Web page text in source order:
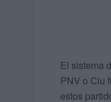
El sistema
PNV o Ciu
estos